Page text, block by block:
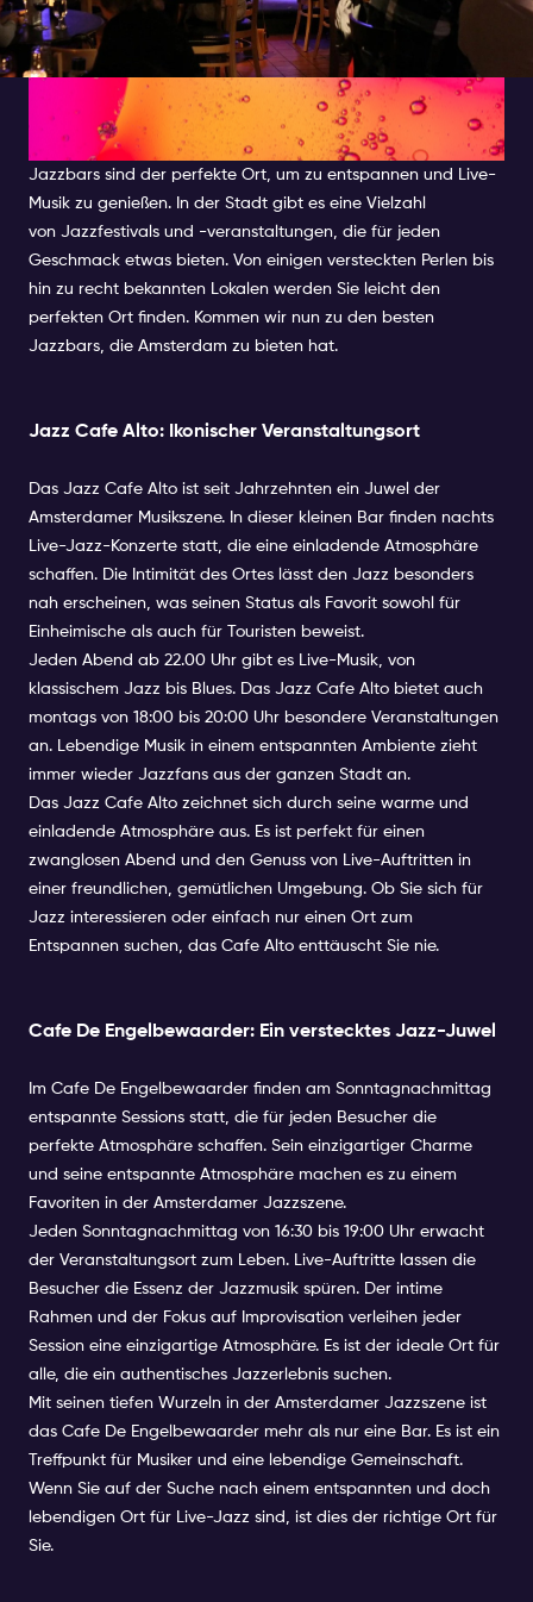
Entdecken Sie die besten
Jazz-Bars in Amsterdam
Jazzbars sind der perfekte Ort, um zu entspannen und Live-
Musik zu genießen. In der Stadt gibt es eine Vielzahl
von Jazzfestivals und -veranstaltungen, die für jeden
Geschmack etwas bieten. Von einigen versteckten Perlen bis
hin zu recht bekannten Lokalen werden Sie leicht den
perfekten Ort finden. Kommen wir nun zu den besten
Jazzbars, die Amsterdam zu bieten hat.
Jazz Cafe Alto: Ikonischer Veranstaltungsort
Das Jazz Cafe Alto ist seit Jahrzehnten ein Juwel der
Amsterdamer Musikszene. In dieser kleinen Bar finden nachts
Live-Jazz-Konzerte statt, die eine einladende Atmosphäre
schaffen. Die Intimität des Ortes lässt den Jazz besonders
nah erscheinen, was seinen Status als Favorit sowohl für
Einheimische als auch für Touristen beweist.
Jeden Abend ab 22.00 Uhr gibt es Live-Musik, von
klassischem Jazz bis Blues. Das Jazz Cafe Alto bietet auch
montags von 18:00 bis 20:00 Uhr besondere Veranstaltungen
an. Lebendige Musik in einem entspannten Ambiente zieht
immer wieder Jazzfans aus der ganzen Stadt an.
Das Jazz Cafe Alto zeichnet sich durch seine warme und
einladende Atmosphäre aus. Es ist perfekt für einen
zwanglosen Abend und den Genuss von Live-Auftritten in
einer freundlichen, gemütlichen Umgebung. Ob Sie sich für
Jazz interessieren oder einfach nur einen Ort zum
Entspannen suchen, das Cafe Alto enttäuscht Sie nie.
Cafe De Engelbewaarder: Ein verstecktes Jazz-Juwel
Im Cafe De Engelbewaarder finden am Sonntagnachmittag
entspannte Sessions statt, die für jeden Besucher die
perfekte Atmosphäre schaffen. Sein einzigartiger Charme
und seine entspannte Atmosphäre machen es zu einem
Favoriten in der Amsterdamer Jazzszene.
Jeden Sonntagnachmittag von 16:30 bis 19:00 Uhr erwacht
der Veranstaltungsort zum Leben. Live-Auftritte lassen die
Besucher die Essenz der Jazzmusik spüren. Der intime
Rahmen und der Fokus auf Improvisation verleihen jeder
Session eine einzigartige Atmosphäre. Es ist der ideale Ort für
alle, die ein authentisches Jazzerlebnis suchen.
Mit seinen tiefen Wurzeln in der Amsterdamer Jazzszene ist
das Cafe De Engelbewaarder mehr als nur eine Bar. Es ist ein
Treffpunkt für Musiker und eine lebendige Gemeinschaft.
Wenn Sie auf der Suche nach einem entspannten und doch
lebendigen Ort für Live-Jazz sind, ist dies der richtige Ort für
Sie.